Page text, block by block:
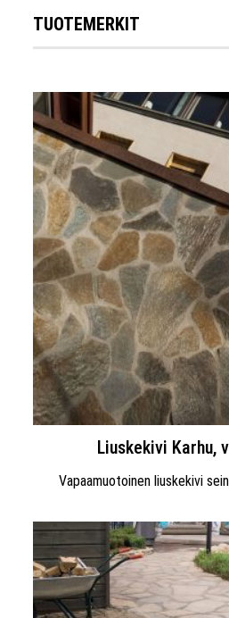
TUOTEMERKIT
Liuskekivi Karhu,
Vapaamuotoinen liuskekivi